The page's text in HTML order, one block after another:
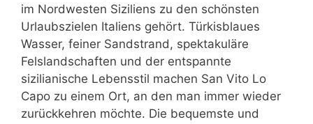
im Nordwesten Siziliens zu den schönsten
Urlaubszielen Italiens gehört. Türkisblaues
Wasser, feiner Sandstrand, spektakuläre
Felslandschaften und der entspannte
sizilianische Lebensstil machen San Vito Lo
Capo zu einem Ort, an den man immer wieder
zurückkehren möchte. Die bequemste und